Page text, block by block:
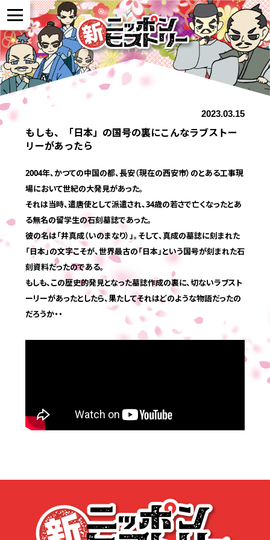
NEWS
全国展開について
よくある質問
応募する
2023.03.15
もしも、「日本」の国号の裏にこんなラブストー
リーがあったら
2004年、かつての中国の都、長安（現在の西安市）のとある工事現
場において世紀の大発見があった。
それは当時、遣唐使として派遣され、34歳の若さで亡くなったとあ
る無名の留学生の石刻墓誌であった。
彼の名は「井真成（いのまなり）」。そして、真成の墓誌に刻まれた
「日本」の文字こそが、世界最古の「日本」という国号が刻まれた石
刻資料だったのである。
もしも、この歴史的発見となった墓誌作成の裏に、切ないラブスト
ーリーがあったとしたら、果たしてそれはどのような物語だったの
だろうか・・